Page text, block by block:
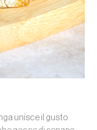
unisce il gusto